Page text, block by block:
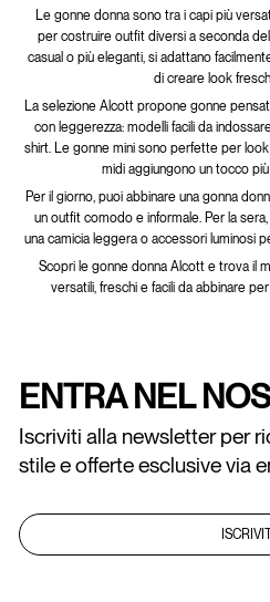
Le gonne donna sono tra i capi più
per costruire outfit diversi a seconda
casual o più eleganti, si adattano
di creare look
La selezione Alcott propone gonne
con leggerezza: modelli facili da
shirt. Le gonne mini sono perfette per
midi aggiungono un tocco
Per il giorno, puoi abbinare una gonna
un outfit comodo e informale. Per la
una camicia leggera o accessori luminosi
Scopri le gonne donna Alcott e trova il
versatili, freschi e facili da abbinare
ENTRA NEL
Iscriviti alla newsletter per
stile e offerte esclusive via
ISCRIVITI